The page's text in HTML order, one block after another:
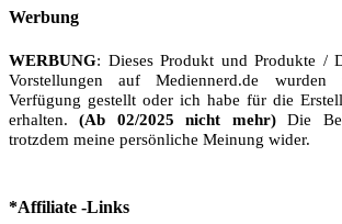
Werbung
WERBUNG: Dieses Produkt und Produkte /
Vorstellungen auf Mediennerd.de
Verfügung gestellt oder ich habe für die
erhalten.(Ab 02/2025 nicht mehr)Die
trotzdem meine persönliche Meinung wider.
*Affiliate -Links